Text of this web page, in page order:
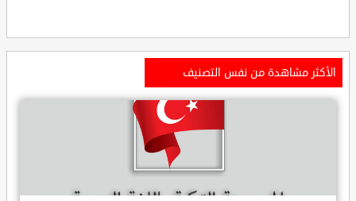
الأكثر مشاهدة من نفس التصنيف